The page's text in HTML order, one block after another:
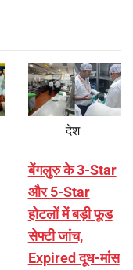
देश
बेंगलुरु के 3-Star
और 5-Star
होटलों में बड़ी फूड
सेफ्टी जांच,
Expired दूध-मांस